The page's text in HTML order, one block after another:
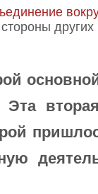
других
Эта